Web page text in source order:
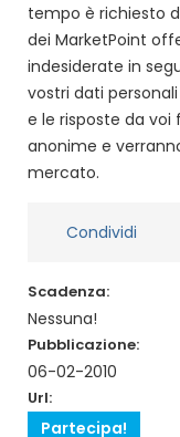
tempo è richiesto
dei MarketPoint
indesiderate in
vostri dati
e le risposte da voi
anonime e
mercato.
Condividi
Scadenza:
Nessuna!
Pubblicazione:
06-02-2010
Url:
Partecipa!